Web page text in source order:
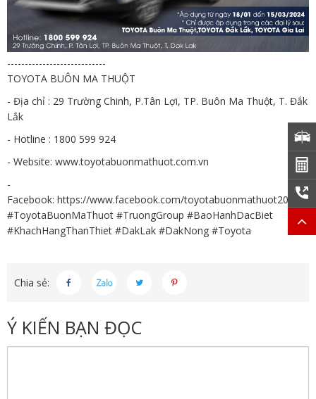
----------------------------
TOYOTA BUÔN MA THUỘT
- Địa chỉ : 29 Trường Chinh, P.Tân Lợi, TP. Buôn Ma Thuột, T. Đắk
Lắk
- Hotline : 1800 599 924
- Website: www.toyotabuonmathuot.com.vn
-
Facebook: https://www.facebook.com/toyotabuonmathuot2013/
#ToyotaBuonMaThuot #TruongGroup #BaoHanhDacBiet
#KhachHangThanThiet #DakLak #DakNong #Toyota
Chia sẻ:
Ý KIẾN BẠN ĐỌC